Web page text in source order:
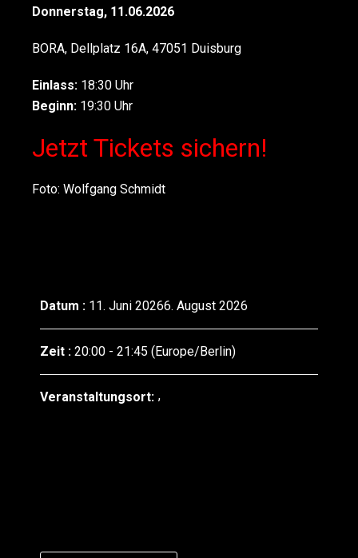
Donnerstag, 11.06.2026
BORA, Dellplatz 16A, 47051 Duisburg
Einlass: 18:30 Uhr
Beginn: 19:30 Uhr
Jetzt Tickets sichern!
Foto: Wolfgang Schmidt
Datum : 11. Juni 20266. August 2026
Zeit : 20:00 - 21:45 (Europe/Berlin)
Veranstaltungsort: